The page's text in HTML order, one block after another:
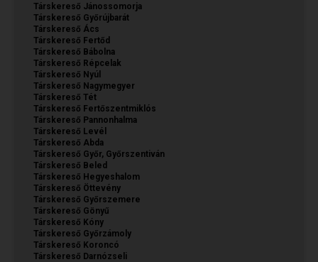
Társkereső Jánossomorja
Társkereső Győrújbarát
Társkereső Ács
Társkereső Fertőd
Társkereső Bábolna
Társkereső Répcelak
Társkereső Nyúl
Társkereső Nagymegyer
Társkereső Tét
Társkereső Fertőszentmiklós
Társkereső Pannonhalma
Társkereső Levél
Társkereső Abda
Társkereső Győr, Győrszentiván
Társkereső Beled
Társkereső Hegyeshalom
Társkereső Öttevény
Társkereső Győrszemere
Társkereső Gönyű
Társkereső Kóny
Társkereső Győrzámoly
Társkereső Koroncó
Társkereső Darnózseli